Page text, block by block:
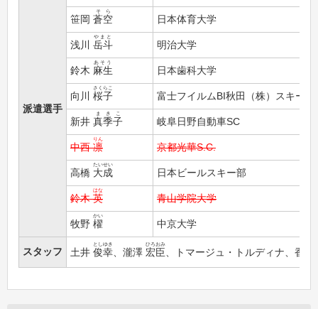
派遣選手
笹岡 蒼空
そら
日本体育大学
浅川 岳斗
やまと
明治大学
鈴木 麻生
あそう
日本歯科大学
向川 桜子
さくらこ
富士フイルムBI秋田（株）スキー部
新井 真季子
まきこ
岐阜日野自動車SC
中西凛
りん
京都光華S.C.
高橋 大成
たいせい
日本ビールスキー部
鈴木英
はな
青山学院大学
牧野 櫂
かい
中京大学
スタッフ 土井 俊幸
としゆき
、瀧澤 宏臣
ひろおみ
、トマージュ・トルディナ、香川